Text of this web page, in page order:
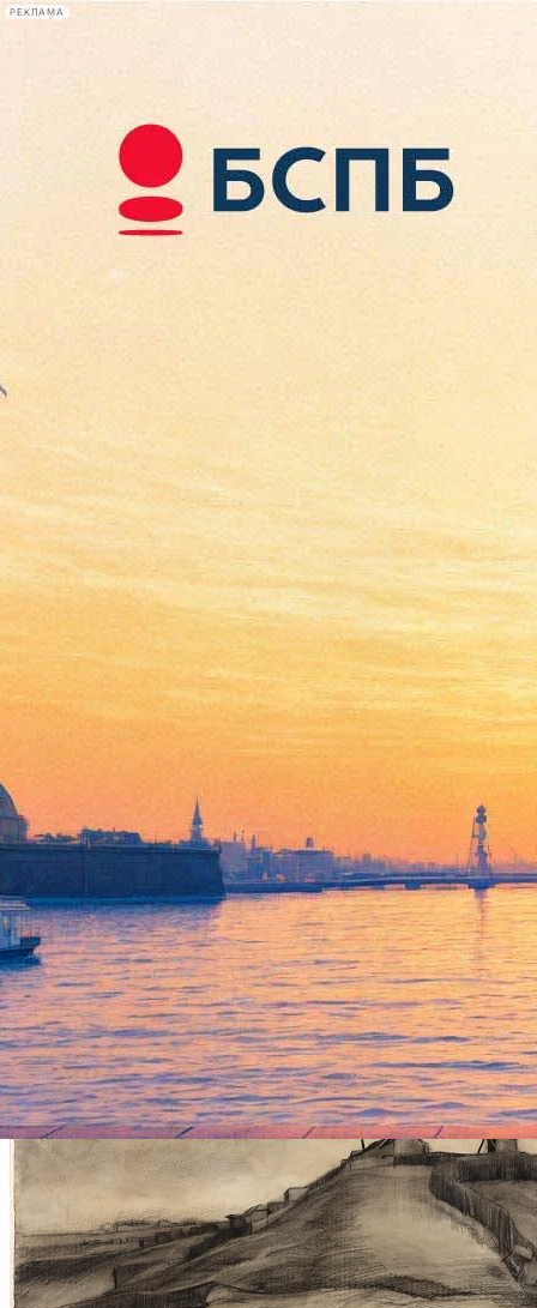
РЕКЛАМА
Сегодня:
2026.08.09
17:39
Афиша Plus
В Голландии обнаружили
неизвестный рисунок Ван
Гога
Версия для печати
Уникальное открытие сделано в Голландии: в коллекции арт-
фонда, основанного местным миллиардером Джоном
Фентенером ван Влиссингеном, обнаружен рисунок Винсента
Ван Гога. Изображение, получившее название «Холм
Монмартр с карьером», датируется мартом 1886 года — такое
заключение сделали специалисты, исследовав сюжет, стиль,
технику, использованные материалы и провенанс рисунка.